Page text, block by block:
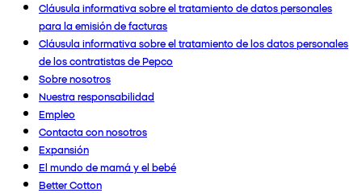
Cláusula informativa sobre el tratamiento de datos personales
para la emisión de facturas
Cláusula informativa sobre el tratamiento de los datos personales
de los contratistas de Pepco
Sobre nosotros
Nuestra responsabilidad
Empleo
Contacta con nosotros
Expansión
El mundo de mamá y el bebé
Better Cotton